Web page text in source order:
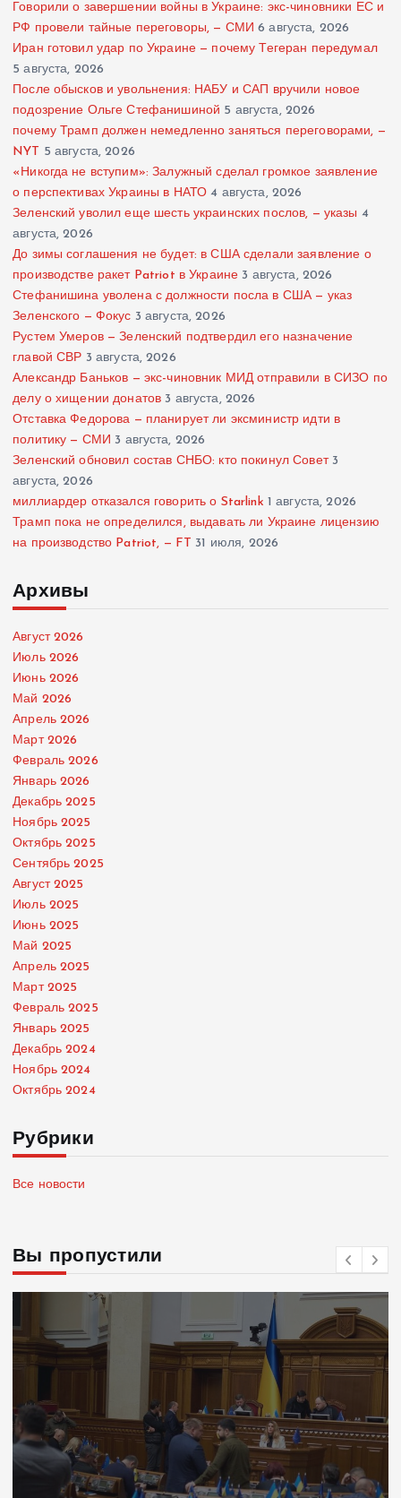
Говорили о завершении войны в Украине: экс-чиновники ЕС и
РФ провели тайные переговоры, — СМИ 6 августа, 2026
Иран готовил удар по Украине — почему Тегеран передумал
5 августа, 2026
После обысков и увольнения: НАБУ и САП вручили новое
подозрение Ольге Стефанишиной 5 августа, 2026
почему Трамп должен немедленно заняться переговорами, —
NYT 5 августа, 2026
«Никогда не вступим»: Залужный сделал громкое заявление
о перспективах Украины в НАТО 4 августа, 2026
Зеленский уволил еще шесть украинских послов, — указы 4
августа, 2026
До зимы соглашения не будет: в США сделали заявление о
производстве ракет Patriot в Украине 3 августа, 2026
Стефанишина уволена с должности посла в США — указ
Зеленского — Фокус 3 августа, 2026
Рустем Умеров — Зеленский подтвердил его назначение
главой СВР 3 августа, 2026
Александр Баньков — экс-чиновник МИД отправили в СИЗО по
делу о хищении донатов 3 августа, 2026
Отставка Федорова — планирует ли эксминистр идти в
политику — СМИ 3 августа, 2026
Зеленский обновил состав СНБО: кто покинул Совет 3
августа, 2026
миллиардер отказался говорить о Starlink 1 августа, 2026
Трамп пока не определился, выдавать ли Украине лицензию
на производство Patriot, — FT 31 июля, 2026
Архивы
Август 2026
Июль 2026
Июнь 2026
Май 2026
Апрель 2026
Март 2026
Февраль 2026
Январь 2026
Декабрь 2025
Ноябрь 2025
Октябрь 2025
Сентябрь 2025
Август 2025
Июль 2025
Июнь 2025
Май 2025
Апрель 2025
Март 2025
Февраль 2025
Январь 2025
Декабрь 2024
Ноябрь 2024
Октябрь 2024
Рубрики
Все новости
Вы пропустили